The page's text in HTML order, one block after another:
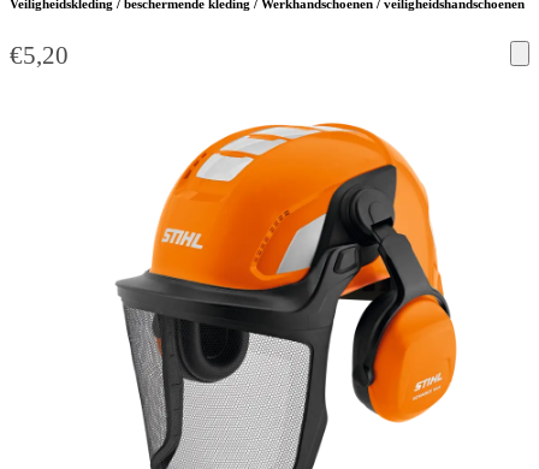
Veiligheidskleding / beschermende kleding / Werkhandschoenen / veiligheidshandschoenen
€5,20